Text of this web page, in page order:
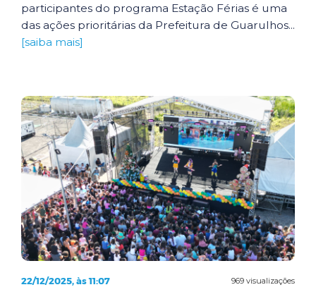
participantes do programa Estação Férias é uma
das ações prioritárias da Prefeitura de Guarulhos...
[saiba mais]
969 visualizações
22/12/2025, às 11:07